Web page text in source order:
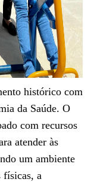
histórico com
da Saúde. O
com recursos
atender às
um ambiente
físicas, a